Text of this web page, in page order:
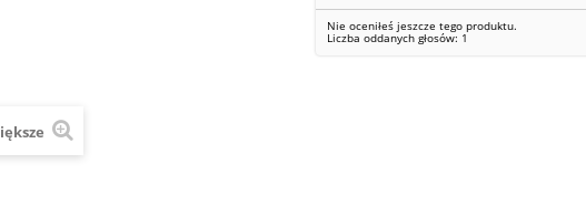
Nie oceniłeś jeszcze tego produktu.
Liczba oddanych głosów: 1